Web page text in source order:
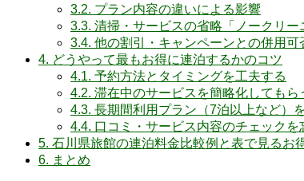
3.2. プラン内容の違いによる影響
3.3. 清掃・サービスの省略「ノークリー
3.4. 他の割引・キャンペーンとの併用可
4. どうやって最もお得に連泊するかのコツ
4.1. 予約方法とタイミングを工夫する
4.2. 滞在中のサービスを簡略化してもら
4.3. 長期間利用プラン（7泊以上など）
4.4. 口コミ・サービス内容のチェックを
5. 石川県旅館の連泊料金比較例と表で見るお
6. まとめ